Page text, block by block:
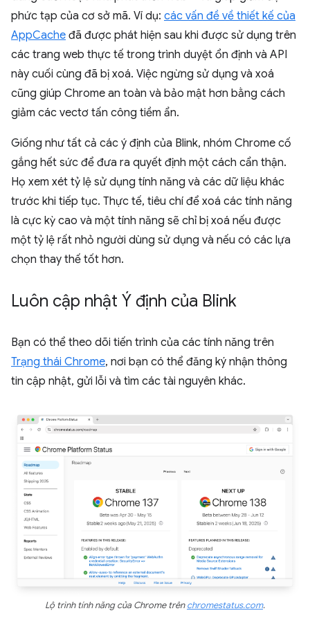
phức tạp của cơ sở mã. Ví dụ: các vấn đề về thiết kế của
AppCache đã được phát hiện sau khi được sử dụng trên
các trang web thực tế trong trình duyệt ổn định và API
này cuối cùng đã bị xoá. Việc ngừng sử dụng và xoá
cũng giúp Chrome an toàn và bảo mật hơn bằng cách
giảm các vectơ tấn công tiềm ẩn.
Giống như tất cả các ý định của Blink, nhóm Chrome cố
gắng hết sức để đưa ra quyết định một cách cẩn thận.
Họ xem xét tỷ lệ sử dụng tính năng và các dữ liệu khác
trước khi tiếp tục. Thực tế, tiêu chí để xoá các tính năng
là cực kỳ cao và một tính năng sẽ chỉ bị xoá nếu được
một tỷ lệ rất nhỏ người dùng sử dụng và nếu có các lựa
chọn thay thế tốt hơn.
Luôn cập nhật Ý định của Blink
Bạn có thể theo dõi tiến trình của các tính năng trên
Trạng thái Chrome, nơi bạn có thể đăng ký nhận thông
tin cập nhật, gửi lỗi và tìm các tài nguyên khác.
Lộ trình tính năng của Chrome trênchromestatus.com.